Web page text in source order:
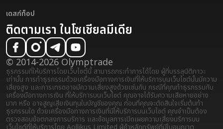
เดสก์ท็อป
ติดตามเรา ในโซเชียลมีเดีย
© 2014-2026 Olymptrade
ธุรกรรมที่ให้บริการโดยเว็บไซต์นี้ สามารถกระทำการได้โดย ผู้ที่บรรลุนิติภาวะ
เท่านั้น การทำธุรกรรมด้วยเครื่องมือทางการเงินที่ให้บริการบนเว็บไซต์นั้นมีความ
เสี่ยงสูง และการเทรดอาจมีความเสี่ยงสูงด้วยเช่นกัน กรณีที่คุณทำธุรกรรมกับ
เครื่องมือทางการเงิน ที่ให้บริการบนเว็บไซต์ คุณอาจได้รับความเสียหายอย่าง
มาก หรือ อาจสูญเสียเงินทุนในบัญชีของคุณ ก่อนที่คุณจะตัดสินใจเริ่มต้นทำ
ธุรกรรมใด ด้วยเครื่องมือทางการเงินที่มีให้บริการบนเว็บไซต์ คุณจำเป็นต้อง
ตรวจสอบข้อตกลงการบริการ และข้อมูลการเปิดเผยความเสี่ยงบริการบน